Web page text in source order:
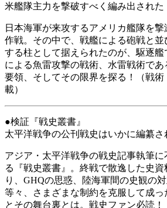
米艦隊主力を撃破すべく編み出され
日本海軍が来攻するアメリカ艦隊を
作戦。その中で、戦艦による砲戦と
する柱として据えられたのが、駆逐
による魚雷攻撃の戦術、水雷戦術であ
要領、そしてその限界を探る！（戦
載）
●検証『戦史叢書』
太平洋戦争の公刊戦史はいかに編纂さ
アジア・太平洋戦争の戦史記事執筆に
る『戦史叢書』。終戦で散逸した史資
り、GHQの思惑、陸海軍間の史観の
等々、さまざまな制約を克服して成
とその舞台裏とは。戦史ファン必読！